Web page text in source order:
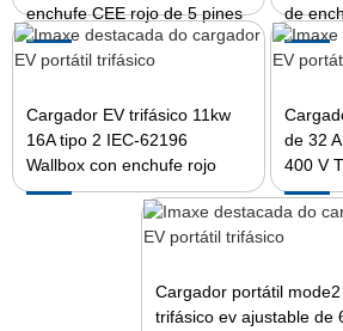
enchufe CEE rojo de 5 pines
de
Cargador EV trifásico 11kw
16A tipo 2 IEC-62196
Wallbox con enchufe rojo
de 32
400 V
Cargador portátil mode2
trifásico ev ajustable de